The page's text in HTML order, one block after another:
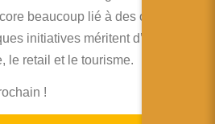
beaucoup lié à des opérations
initiatives méritent d’être mises
le retail et le tourisme.
!